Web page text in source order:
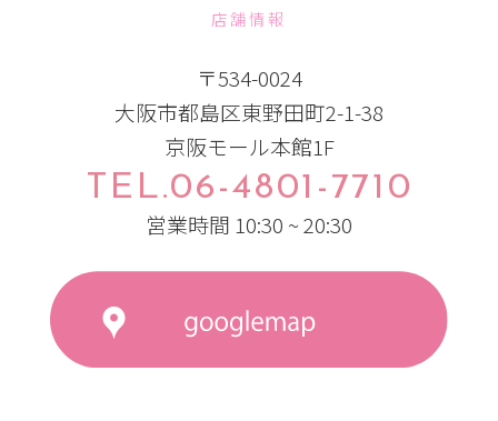
店舗情報
〒534-0024
大阪市都島区東野田町2-1-38
京阪モール本館1F
TEL.06-4801-7710
営業時間 10:30 ~ 20:30